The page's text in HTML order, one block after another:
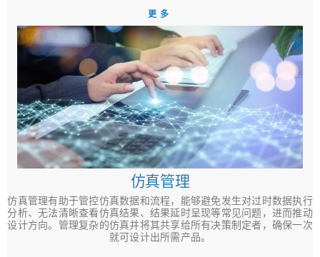
更多
仿真管理
仿真管理有助于管控仿真数据和流程，能够避免发生对过时数据执行
分析、无法清晰查看仿真结果、结果延时呈现等常见问题，进而推动
设计方向。管理复杂的仿真并将其共享给所有决策制定者，确保一次
就可设计出所需产品。